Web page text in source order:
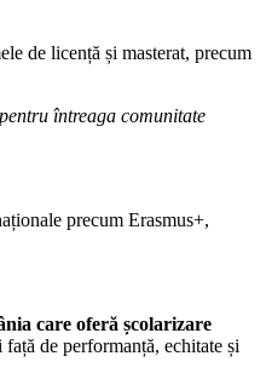
de licență și masterat, precum
întreaga comunitate
precum Erasmus+,
care oferă școlarizare
de performanță, echitate și